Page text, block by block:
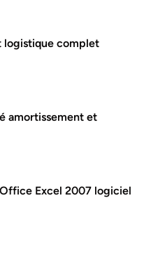
logistique complet
amortissement et
Excel 2007 logiciel